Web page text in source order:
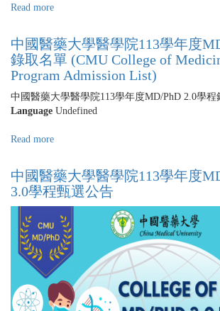
年
度
MD/PhD
3.0
學
公
告
Read more
國
醫
藥
大
學
醫
年
度
MD/PhD
3.0
學
程
錄
名
單
中國醫藥大學醫學院113學年度
錄取名單 (CMU College of
Program Admission List)
中國醫藥大學醫學院113學年度MD/PhD 2.0學程
Language Undefined
Read more
國
醫
藥
大
學
醫
學
院
113
學
年
中國醫藥大學醫學院113學年度
3.0學程甄選公告